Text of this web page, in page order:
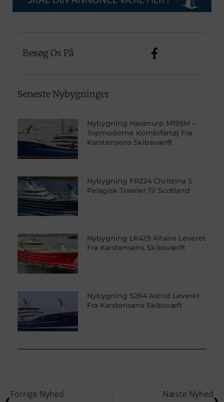
Besøg Os På
Seneste Nybygninger
Nybygning Havsnurp M195M –
Topmoderne Kombifartøj Fra
Karstensens Skibsværft
Nybygning FR224 Christina S
Pelagisk Trawler Til Scotland
Nybygning LK429 Altaire Leveret
Fra Karstensens Skibsværft
Nybygning S264 Astrid Leveret
Fra Karstensens Skibsvæft
Forrige Nyhed
Næste Nyhed